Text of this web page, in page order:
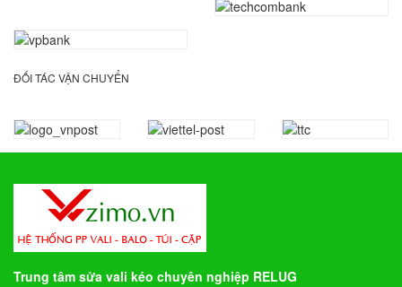
ĐỐI TÁC VẬN CHUYỂN
Trung tâm sửa vali kéo chuyên nghiệp RELUG